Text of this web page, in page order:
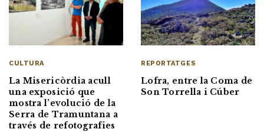
CULTURA
La Misericòrdia acull
una exposició que
mostra l’evolució de la
Serra de Tramuntana a
través de refotografies
REPORTATGES
Lofra, entre la Coma de
Son Torrella i Cúber